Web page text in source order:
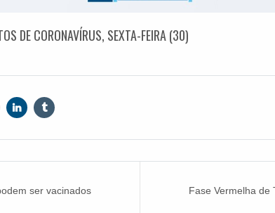
DE CORONAVÍRUS, SEXTA-FEIRA (30)
ser vacinados
Fase Vermelha de